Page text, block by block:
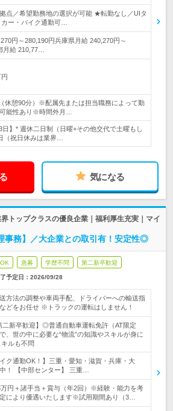
点／希望勤務地の選択が可能 ★転勤なし／UIタ
ー・バイク通勤可…
円～280,190円兵庫県月給 240,270円～
月給 210,77…
休憩90分）※配属先または担当職務によって勤
能性あり※時間外月…
日】* 週休二日制（日曜+その他交代で土曜もし
（祝日休みは業界…
気になる
トップクラスの優良企業｜福利厚生充実｜マイ
事務】／大企業との取引有！安定性◎
急募 学歴不問 第二新卒歓迎
予定日： 2026/09/28
送方法の調整や車両手配、ドライバーへの輸送指
どをお任せ ※トラックの運転はしません！
二新卒歓迎】◎普通自動車運転免許（AT限定
、世の中に必要な“物流”の知識やスキルが身に
ルも不問
イク通勤OK！】三重・愛知・滋賀・兵庫・大
！ 【中部センター】 三重…
万円＋諸手当＋賞与（年2回）※経験・能力を考
により優遇いたします※試用期間あり（3…